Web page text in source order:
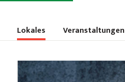
Lokales Veranstaltungen